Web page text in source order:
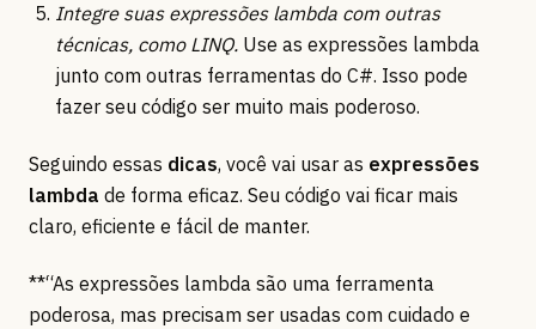
Integre suas expressões lambda com outras
técnicas, como LINQ. Use as expressões lambda
junto com outras ferramentas do C#. Isso pode
fazer seu código ser muito mais poderoso.
Seguindo essas dicas, você vai usar as expressões
lambda de forma eficaz. Seu código vai ficar mais
claro, eficiente e fácil de manter.
**“As expressões lambda são uma ferramenta
poderosa, mas precisam ser usadas com cuidado e